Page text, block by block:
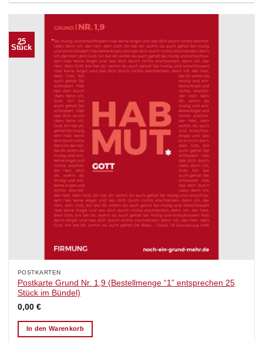
25
Stück
POSTKARTEN
Postkarte Grund Nr. 1,9 (Bestellmenge “1” entsprechen 25
Stück im Bündel)
0,00 €
In den Warenkorb